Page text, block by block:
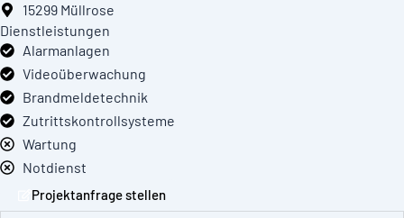
15299 Müllrose
Dienstleistungen
Alarmanlagen
Videoüberwachung
Brandmeldetechnik
Zutrittskontrollsysteme
Wartung
Notdienst
Projektanfrage stellen